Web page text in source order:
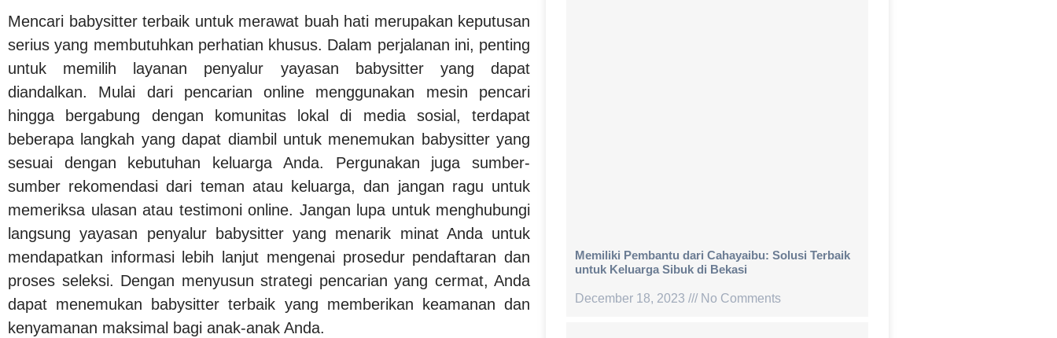
Mencari babysitter terbaik untuk merawat buah hati merupakan keputusan
serius yang membutuhkan perhatian khusus. Dalam perjalanan ini, penting
untuk memilih layanan penyalur yayasan babysitter yang dapat
diandalkan. Mulai dari pencarian online menggunakan mesin pencari
hingga bergabung dengan komunitas lokal di media sosial, terdapat
beberapa langkah yang dapat diambil untuk menemukan babysitter yang
sesuai dengan kebutuhan keluarga Anda. Pergunakan juga sumber-
sumber rekomendasi dari teman atau keluarga, dan jangan ragu untuk
memeriksa ulasan atau testimoni online. Jangan lupa untuk menghubungi
langsung yayasan penyalur babysitter yang menarik minat Anda untuk
mendapatkan informasi lebih lanjut mengenai prosedur pendaftaran dan
proses seleksi. Dengan menyusun strategi pencarian yang cermat, Anda
dapat menemukan babysitter terbaik yang memberikan keamanan dan
kenyamanan maksimal bagi anak-anak Anda.
Memiliki Pembantu dari Cahayaibu: Solusi Terbaik
untuk Keluarga Sibuk di Bekasi
December 18, 2023 No Comments